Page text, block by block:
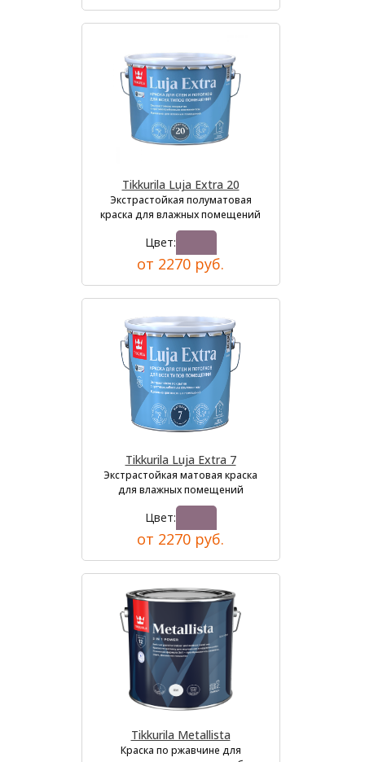
Tikkurila Luja Extra 20
Экстрастойкая полуматовая
краска для влажных помещений
Цвет:
от 2270 руб.
Tikkurila Luja Extra 7
Экстрастойкая матовая краска
для влажных помещений
Цвет:
от 2270 руб.
Tikkurila Metallista
Краска по ржавчине для